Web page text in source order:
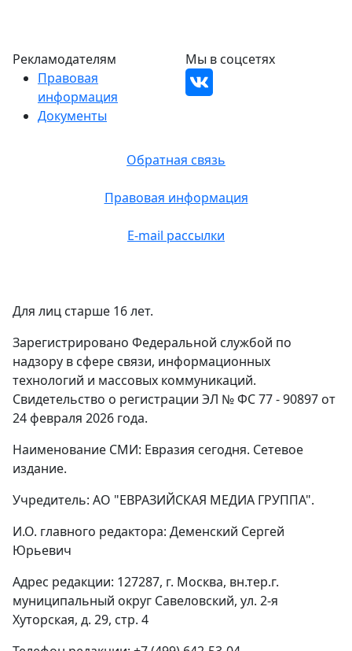
Обратная связь
Правовая информация
E-mail рассылки
Рекламодателям
Правовая
информация
Документы
Мы в соцсетях
Для лиц старше 16 лет.
Зарегистрировано Федеральной службой по
надзору в сфере связи, информационных
технологий и массовых коммуникаций.
Свидетельство о регистрации ЭЛ № ФС 77 - 90897 от
24 февраля 2026 года.
Наименование СМИ: Евразия сегодня. Сетевое
издание.
Учредитель: АО "ЕВРАЗИЙСКАЯ МЕДИА ГРУППА".
И.О. главного редактора: Деменский Сергей
Юрьевич
Адрес редакции: 127287, г. Москва, вн.тер.г.
муниципальный округ Савеловский, ул. 2-я
Хуторская, д. 29, стр. 4